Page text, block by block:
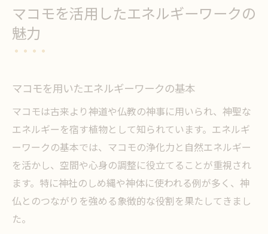
マコモを活用したエネルギーワークの
魅力
マコモを用いたエネルギーワークの基本
マコモは古来より神道や仏教の神事に用いられ、神聖な
エネルギーを宿す植物として知られています。エネルギ
ーワークの基本では、マコモの浄化力と自然エネルギー
を活かし、空間や心身の調整に役立てることが重視され
ます。特に神社のしめ縄や神体に使われる例が多く、神
仏とのつながりを強める象徴的な役割を果たしてきまし
た。